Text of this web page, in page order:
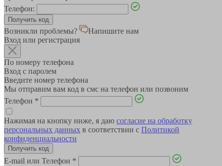
Телефон:
Возникли проблемы?
Напишите нам
Вход или регистрация
По номеру телефона
Вход с паролем
Введите номер телефона
Мы отправим вам код в смс на телефон или позвоним
Телефон *
Нажимая на кнопку ниже, я даю согласие на обработку
персональных данных в соответствии с Политикой
конфиденциальности
E-mail или Телефон *